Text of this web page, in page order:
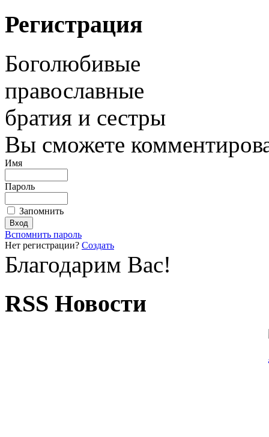
Регистрация
Боголюбивые
православные
братия и сестры
Вы сможете
Имя
Пароль
Запомнить
Вспомнить пароль
Нет регистрации? Создать
Благодарим Вас!
RSS Новости